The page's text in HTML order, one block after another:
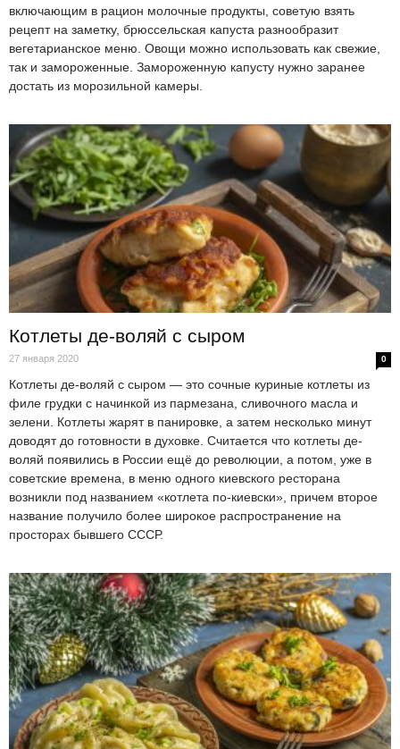
включающим в рацион молочные продукты, советую взять
рецепт на заметку, брюссельская капуста разнообразит
вегетарианское меню. Овощи можно использовать как свежие,
так и замороженные. Замороженную капусту нужно заранее
достать из морозильной камеры.
Котлеты де-воляй с сыром
27 января 2020 0
Котлеты де-воляй с сыром — это сочные куриные котлеты из
филе грудки с начинкой из пармезана, сливочного масла и
зелени. Котлеты жарят в панировке, а затем несколько минут
доводят до готовности в духовке. Считается что котлеты де-
воляй появились в России ещё до революции, а потом, уже в
советские времена, в меню одного киевского ресторана
возникли под названием «котлета по-киевски», причем второе
название получило более широкое распространение на
просторах бывшего СССР.